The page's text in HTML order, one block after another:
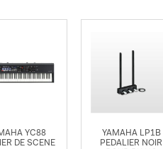
YC88
DE SCENE
YAMAHA LP1B
PEDALIER NOIR